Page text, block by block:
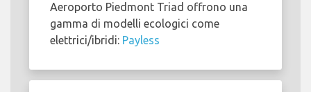
Aeroporto Piedmont Triad offrono una
gamma di modelli ecologici come
elettrici/ibridi: Payless